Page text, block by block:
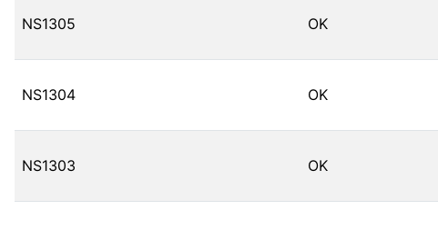
NS1305 OK
NS1304 OK
NS1303 OK